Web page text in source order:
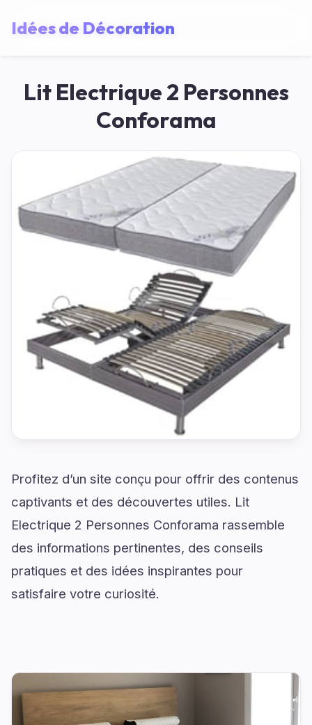
Idées de Décoration
Lit Electrique 2 Personnes
Conforama
Profitez d’un site conçu pour offrir des contenus
captivants et des découvertes utiles. Lit
Electrique 2 Personnes Conforama rassemble
des informations pertinentes, des conseils
pratiques et des idées inspirantes pour
satisfaire votre curiosité.